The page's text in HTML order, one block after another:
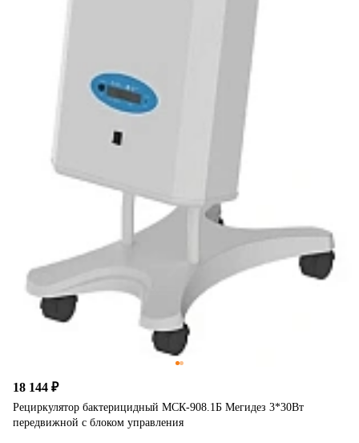
18 144 ₽
Рециркулятор бактерицидный МСК-908.1Б Мегидез 3*30Вт
передвижной с блоком управления